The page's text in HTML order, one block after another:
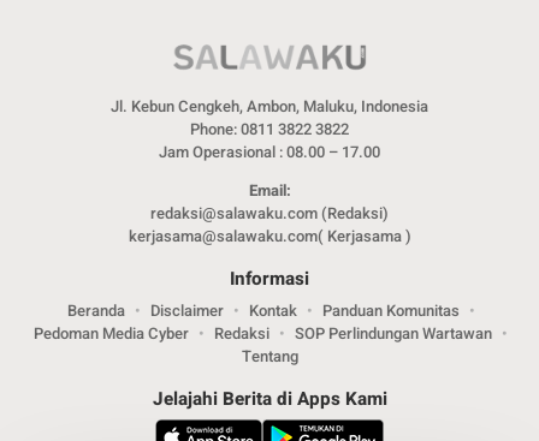
Jl. Kebun Cengkeh, Ambon, Maluku, Indonesia
Phone: 0811 3822 3822
Jam Operasional : 08.00 – 17.00
Email:
redaksi@salawaku.com (Redaksi)
kerjasama@salawaku.com( Kerjasama )
Informasi
Beranda Disclaimer Kontak
Panduan Komunitas
Pedoman Media Cyber
Redaksi
SOP Perlindungan Wartawan
Tentang
Jelajahi Berita di Apps Kami